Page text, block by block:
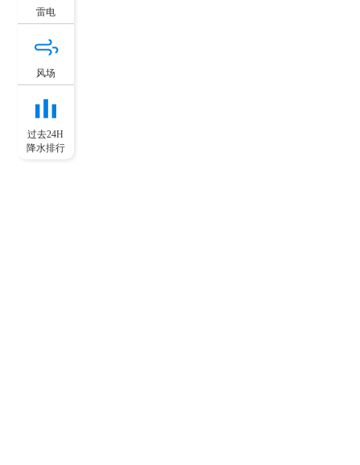
雷电
风场
过去24H
降水排行